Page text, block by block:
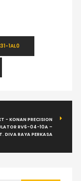
1AL0
- KONAN PRECISION
RV6-04-10A –
DIVA RAYA PERKASA